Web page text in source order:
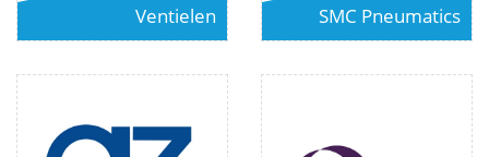
Ventielen SMC Pneumatics